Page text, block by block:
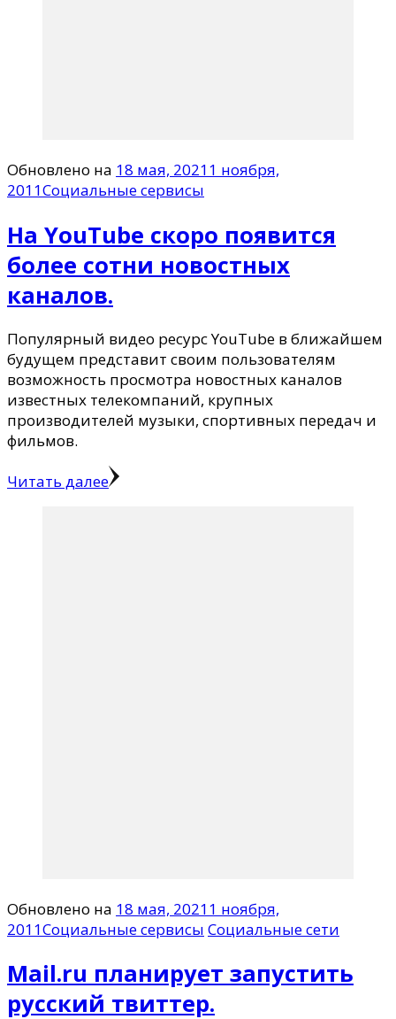
Обновлено на 18 мая, 20211 ноября,
2011Социальные сервисы
На YouTube скоро появится
более сотни новостных
каналов.
Популярный видео ресурс YouTube в ближайшем
будущем представит своим пользователям
возможность просмотра новостных каналов
известных телекомпаний, крупных
производителей музыки, спортивных передач и
фильмов.
Читать далее
Обновлено на 18 мая, 20211 ноября,
2011Социальные сервисы Социальные сети
Mail.ru планирует запустить
русский твиттер.